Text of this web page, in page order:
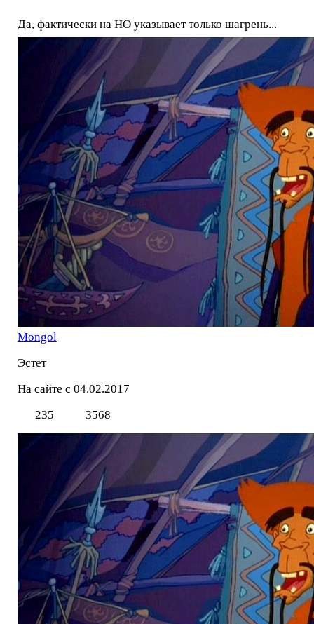
Да, фактически на НО указывает только шагрень...
Mоngol
Эстет
На сайте с 04.02.2017
235
3568